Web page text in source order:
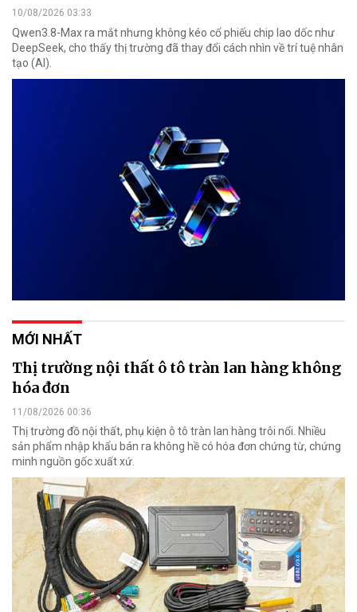
10/08/2026 03:33
Qwen3.8-Max ra mắt nhưng không kéo cổ phiếu chip lao dốc như
DeepSeek, cho thấy thị trường đã thay đổi cách nhìn về trí tuệ nhân
tạo (AI).
MỚI NHẤT
Thị trường nội thất ô tô tràn lan hàng không
hóa đơn
11/08/2026 00:36
Thị trường đồ nội thất, phụ kiện ô tô tràn lan hàng trôi nổi. Nhiều
sản phẩm nhập khẩu bán ra không hề có hóa đơn chứng từ, chứng
minh nguồn gốc xuất xứ.